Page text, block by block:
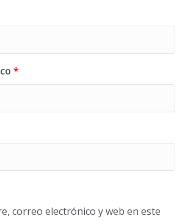
*
correo electrónico y web en este